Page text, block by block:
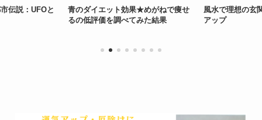
めがねで痩せ
風水で理想の玄関作りを作って運気
アップ
ソルフェジオ周
ヒーリングの融